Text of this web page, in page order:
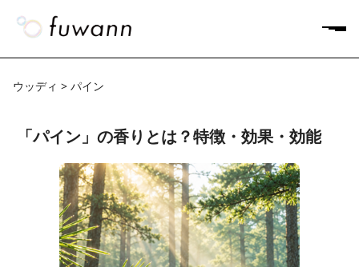
ウッディ > パイン
「パイン」の香りとは？特徴・効果・効能